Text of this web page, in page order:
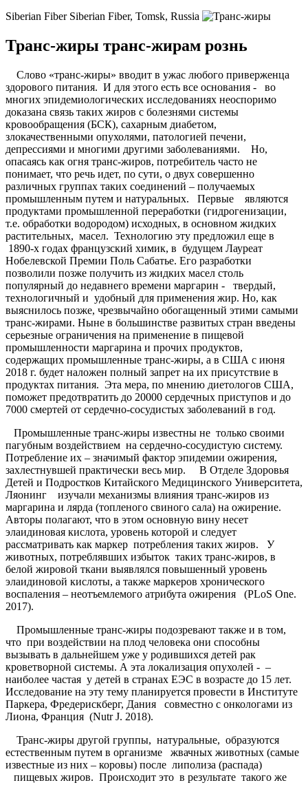
Siberian Fiber Siberian Fiber, Tomsk, Russia
Транс-жиры транс-жирам рознь
Слово «транс-жиры» вводит в ужас любого приверженца
здорового питания. И для этого есть все основания - во
многих эпидемиологических исследованиях неоспоримо
доказана связь таких жиров с болезнями системы
кровообращения (БСК), сахарным диабетом,
злокачественными опухолями, патологией печени,
депрессиями и многими другими заболеваниями. Но,
опасаясь как огня транс-жиров, потребитель часто не
понимает, что речь идет, по сути, о двух совершенно
различных группах таких соединений – получаемых
промышленным путем и натуральных. Первые являются
продуктами промышленной переработки (гидрогенизации,
т.е. обработки водородом) исходных, в основном жидких
растительных, масел. Технологию эту предложил еще в
1890-х годах французский химик, в будущем Лауреат
Нобелевской Премии Поль Сабатье. Его разработки
позволили позже получить из жидких масел столь
популярный до недавнего времени маргарин - твердый,
технологичный и удобный для применения жир. Но, как
выяснилось позже, чрезвычайно обогащенный этими самыми
транс-жирами. Ныне в большинстве развитых стран введены
серьезные ограничения на применение в пищевой
промышленности маргарина и прочих продуктов,
содержащих промышленные транс-жиры, а в США с июня
2018 г. будет наложен полный запрет на их присутствие в
продуктах питания. Эта мера, по мнению диетологов США,
поможет предотвратить до 20000 сердечных приступов и до
7000 смертей от сердечно-сосудистых заболеваний в год.
Промышленные транс-жиры известны не только своими
пагубным воздействием на сердечно-сосудистую систему.
Потребление их – значимый фактор эпидемии ожирения,
захлестнувшей практически весь мир. В Отделе Здоровья
Детей и Подростков Китайского Медицинского Университета,
Ляонинг изучали механизмы влияния транс-жиров из
маргарина и лярда (топленого свиного сала) на ожирение.
Авторы полагают, что в этом основную вину несет
элаидиновая кислота, уровень которой и следует
рассматривать как маркер потребления таких жиров. У
животных, потреблявших избыток таких транс-жиров, в
белой жировой ткани выявлялся повышенный уровень
элаидиновой кислоты, а также маркеров хронического
воспаления – неотъемлемого атрибута ожирения (PLoS One.
2017).
Промышленные транс-жиры подозревают также и в том,
что при воздействии на плод человека они способны
вызывать в дальнейшем уже у родившихся детей рак
кроветворной системы. А эта локализация опухолей - –
наиболее частая у детей в странах ЕЭС в возрасте до 15 лет.
Исследование на эту тему планируется провести в Институте
Паркера, Фредерискберг, Дания совместно с онкологами из
Лиона, Франция (Nutr J. 2018).
Транс-жиры другой группы, натуральные, образуются
естественным путем в организме жвачных животных (самые
известные из них – коровы) после липолиза (распада)
пищевых жиров. Происходит это в результате такого же